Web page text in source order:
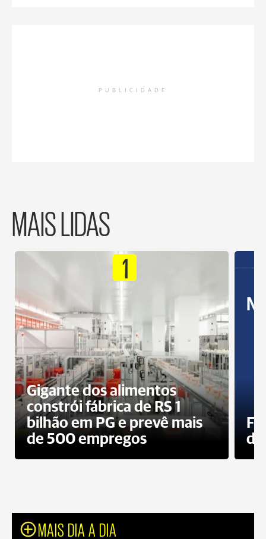
PUBLICIDADE
MAIS LIDAS
1
Gigante dos alimentos
constrói fábrica de RS 1
bilhão em PG e prevê mais
de 500 empregos
MAIS DIA A DIA